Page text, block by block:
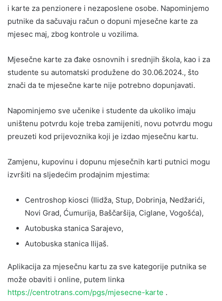
i karte za penzionere i nezaposlene osobe. Napominjemo
putnike da sačuvaju račun o dopuni mjesečne karte za
mjesec maj, zbog kontrole u vozilima.
Mjesečne karte za đake osnovnih i srednjih škola, kao i za
studente su automatski produžene do 30.06.2024., što
znači da te mjesečne karte nije potrebno dopunjavati.
Napominjemo sve učenike i studente da ukoliko imaju
uništenu potvrdu koje treba zamijeniti, novu potvrdu mogu
preuzeti kod prijevoznika koji je izdao mjesečnu kartu.
Zamjenu, kupovinu i dopunu mjesečnih karti putnici mogu
izvršiti na sljedećim prodajnim mjestima:
Centroshop kiosci (Ilidža, Stup, Dobrinja, Nedžarići,
Novi Grad, Ćumurija, Baščaršija, Ciglane, Vogošća),
Autobuska stanica Sarajevo,
Autobuska stanica Ilijaš.
Aplikacija za mjesečnu kartu za sve kategorije putnika se
može obaviti i online, putem linka
https://centrotrans.com/pgs/mjesecne-karte .